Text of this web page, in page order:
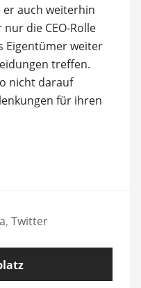
auch weiterhin
die CEO-Rolle
Eigentümer weiter
treffen.
nicht darauf
für ihren
, Twitter